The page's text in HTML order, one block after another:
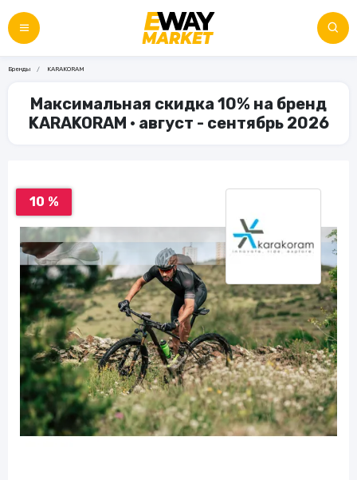
Бренды KARAKORAM
Максимальная скидка 10% на бренд
KARAKORAM • август - сентябрь 2026
10 %